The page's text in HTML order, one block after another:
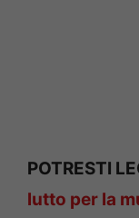
POTRESTI
lutto per la